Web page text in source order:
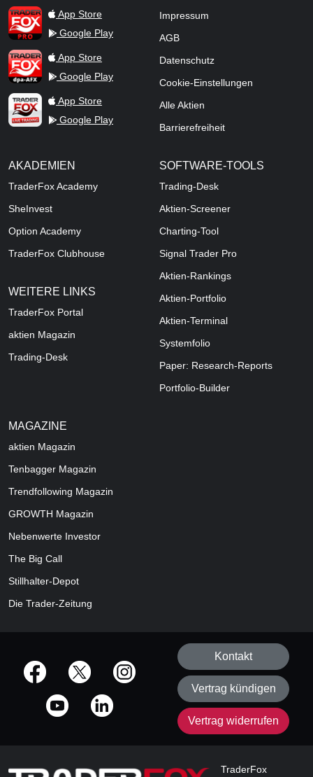
TraderFox ProApp Store
Google Play
TraderFox dpa-AFX ProFeed
App Store
Google Play
TraderFox Live Trading
App Store
Google Play
Impressum
AGB
Datenschutz
Cookie-Einstellungen
Alle Aktien
Barrierefreiheit
AKADEMIEN
TraderFox Academy
SheInvest
Option Academy
TraderFox Clubhouse
WEITERE LINKS
TraderFox Portal
aktien Magazin
Trading-Desk
SOFTWARE-TOOLS
Trading-Desk
Aktien-Screener
Charting-Tool
Signal Trader Pro
Aktien-Rankings
Aktien-Portfolio
Aktien-Terminal
Systemfolio
Paper: Research-Reports
Portfolio-Builder
MAGAZINE
aktien Magazin
Tenbagger Magazin
Trendfollowing Magazin
GROWTH Magazin
Nebenwerte Investor
The Big Call
Stillhalter-Depot
Die Trader-Zeitung
offizielle Social Media-Accounts
Kontakt
Vertrag kündigen
Vertrag widerrufen
TraderFox